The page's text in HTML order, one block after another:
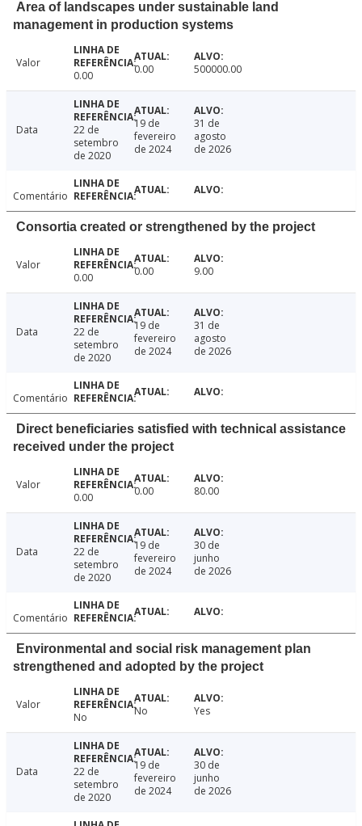
Area of landscapes under sustainable land
management in production systems
Valor
0.00
0.00 500000.00
Data
22 de
setembro
de 2020
19 de
fevereiro
de 2024
31 de
agosto
de 2026
Comentário
Consortia created or strengthened by the project
Valor
0.00
0.00 9.00
Data
22 de
setembro
de 2020
19 de
fevereiro
de 2024
31 de
agosto
de 2026
Comentário
Direct beneficiaries satisfied with technical assistance
received under the project
Valor
0.00
0.00 80.00
Data
22 de
setembro
de 2020
19 de
fevereiro
de 2024
30 de
junho
de 2026
Comentário
Environmental and social risk management plan
strengthened and adopted by the project
Valor
No
No Yes
Data
22 de
setembro
de 2020
19 de
fevereiro
de 2024
30 de
junho
de 2026